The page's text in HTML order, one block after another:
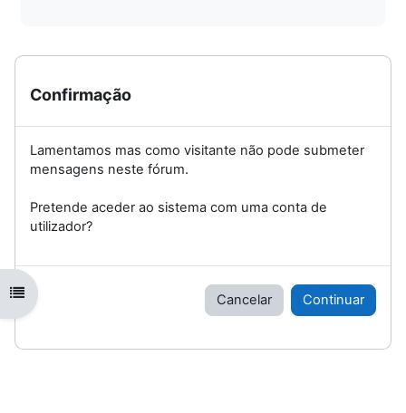
Abrir índice da disciplina
Confirmação
Lamentamos mas como visitante não pode submeter
mensagens neste fórum.
Pretende aceder ao sistema com uma conta de
utilizador?
Cancelar Continuar